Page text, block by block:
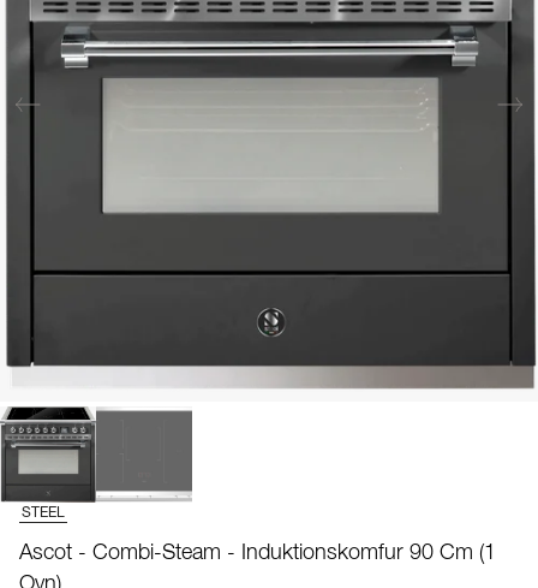
STEEL
Ascot - Combi-Steam - Induktionskomfur 90 Cm (1
Ovn)